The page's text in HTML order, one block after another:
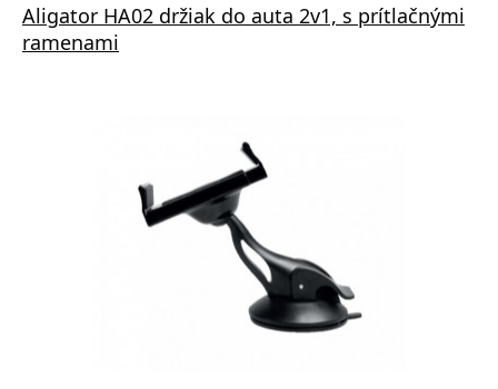
Aligator HA02 držiak do auta 2v1, s prítlačnými
ramenami